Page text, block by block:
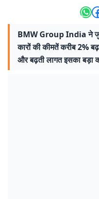
BMW Group India ने
कारों की कीमतें करीब 2%
और बढ़ती लागत इसका बड़ा